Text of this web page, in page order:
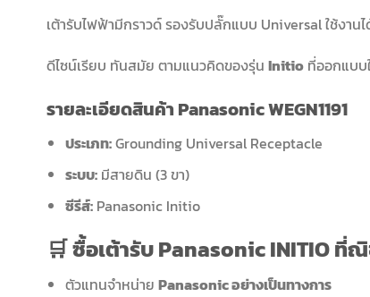
เต้ารับไฟฟ้ามีกราวด์ รองรับปลั๊กแบบ Universal ใช้งา
ดีไซน์เรียบ ทันสมัย ตามแนวคิดของรุ่น Initio ที่ออกแบบ
รายละเอียดสินค้า PanasonicWEGN1191
ประเภท:Grounding Universal Receptacle
ระบบ:มีสายดิน (3 ขา)
ซีรีส์:Panasonic Initio
🛒 ซื้อเต้ารับ Panasonic INITIO ที่
ตัวแทนจำหน่าย Panasonic อย่างเป็นทางการ